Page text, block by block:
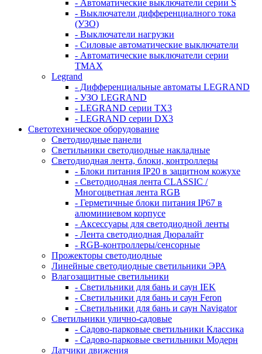
- Автоматические выключатели серии S
- Выключатели дифференциалного тока
(УЗО)
- Выключатели нагрузки
- Силовые автоматические выключатели
- Автоматические выключатели серии
ТМАХ
Legrand
- Дифференциальные автоматы LEGRAND
- УЗО LEGRAND
- LEGRAND серии ТХ3
- LEGRAND серии DХ3
Светотехническое оборудование
Светодиодные панели
Светильники светодиодные накладные
Светодиодная лента, блоки, контроллеры
- Блоки питания IP20 в защитном кожухе
- Светодиодная лента CLASSIC /
Многоцветная лента RGB
- Герметичные блоки питания IP67 в
алюминиевом корпусе
- Аксессуары для светодиодной ленты
- Лента светодиодная Дюралайт
- RGB-контроллеры/сенсорные
Прожекторы светодиодные
Линейные светодиодные светильники ЭРА
Влагозащитные светильники
- Cветильники для бань и саун IEK
- Cветильники для бань и саун Feron
- Cветильники для бань и саун Navigator
Светильники улично-садовые
- Садово-парковые светильники Классика
- Садово-парковые светильники Модерн
Датчики движения